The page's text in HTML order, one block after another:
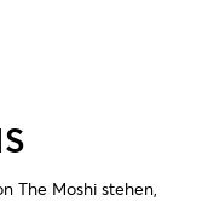
The Moshi stehen,